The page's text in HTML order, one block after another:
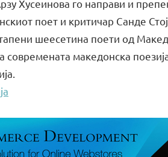
Хусеинова го направи и
поет и критичар Санде
шеесетина поети од
македонска